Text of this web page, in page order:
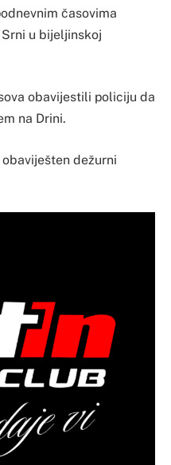
časovima
u bijeljinskoj
obavijestili policiju da
na Drini.
dežurni